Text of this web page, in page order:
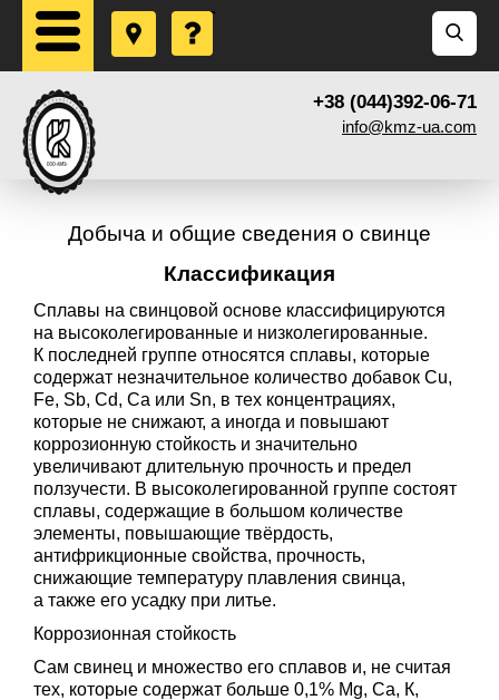
+38 (044)392-06-71
info@kmz-ua.com
Добыча и общие сведения о свинце
Классификация
Сплавы на свинцовой основе классифицируются
на высоколегированные и низколегированные.
К последней группе относятся сплавы, которые
содержат незначительное количество добавок Cu,
Fe, Sb, Cd, Са или Sn, в тех концентрациях,
которые не снижают, а иногда и повышают
коррозионную стойкость и значительно
увеличивают длительную прочность и предел
ползучести. В высоколегированной группе состоят
сплавы, содержащие в большом количестве
элементы, повышающие твёрдость,
антифрикционные свойства, прочность,
снижающие температуру плавления свинца,
а также его усадку при литье.
Коррозионная стойкость
Сам свинец и множество его сплавов и, не считая
тех, которые содержат больше 0,1% Mg, Ca, К,